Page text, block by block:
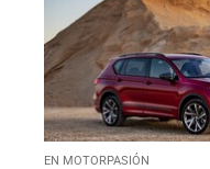
EN MOTORPASIÓN